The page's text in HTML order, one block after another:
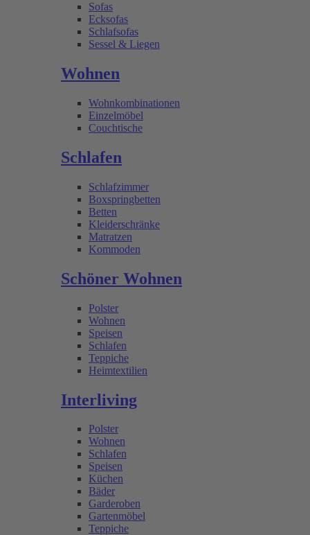
Sofas
Ecksofas
Schlafsofas
Sessel & Liegen
Wohnen
Wohnkombinationen
Einzelmöbel
Couchtische
Schlafen
Schlafzimmer
Boxspringbetten
Betten
Kleiderschränke
Matratzen
Kommoden
Schöner Wohnen
Polster
Wohnen
Speisen
Schlafen
Teppiche
Heimtextilien
Interliving
Polster
Wohnen
Schlafen
Speisen
Küchen
Bäder
Garderoben
Gartenmöbel
Teppiche